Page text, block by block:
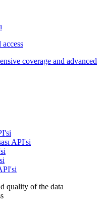
access
coverage and advanced
API'si
quality of the data